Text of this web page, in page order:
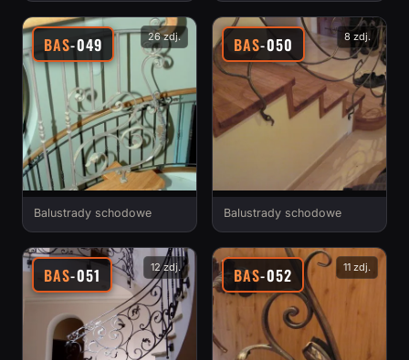
BAS-049 26 zdj.
Balustrady schodowe
BAS-050 8 zdj.
Balustrady schodowe
BAS-051 12 zdj. BAS-052 11 zdj.